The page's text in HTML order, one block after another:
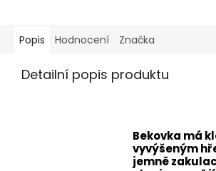
Popis Hodnocení Značka
Detailní popis produktu
Bekovka má
vyvýšeným
jemně